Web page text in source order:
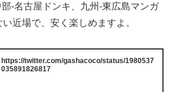
-名古屋ドンキ、九州-東広島マンガ
近場で、安く楽しめますよ。
https://twitter.com/gashacoco/status/1980537
035891826817